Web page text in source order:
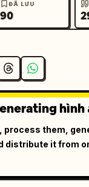
ĐÃ LƯU
90
hình
process them,
distribute it from